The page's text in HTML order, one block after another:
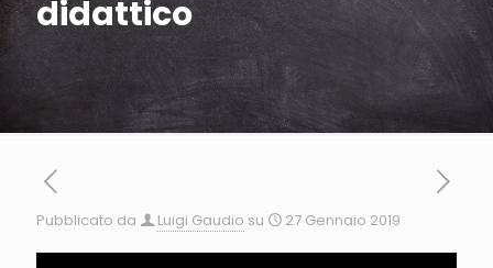
didattico
Pubblicato da Luigi Gaudio su 27 Gennaio 2019